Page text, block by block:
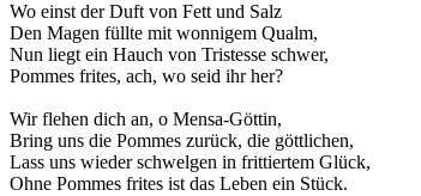
Wo einst der Duft von Fett und Salz
Den Magen füllte mit wonnigem Qualm,
Nun liegt ein Hauch von Tristesse schwer,
Pommes frites, ach, wo seid ihr her?
Wir flehen dich an, o Mensa-Göttin,
Bring uns die Pommes zurück, die göttlichen,
Lass uns wieder schwelgen in frittiertem Glück,
Ohne Pommes frites ist das Leben ein Stück.